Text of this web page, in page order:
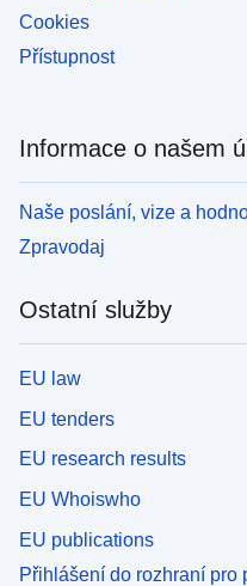
Cookies
Přístupnost
Informace o našem
Naše poslání, vize a
Zpravodaj
Ostatní služby
EU law
EU tenders
EU research results
EU Whoiswho
EU publications
Přihlášení do rozhraní pro